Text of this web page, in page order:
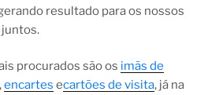
resultado para os nossos
procurados são os imãs de
,encartes ecartões de visita, já na